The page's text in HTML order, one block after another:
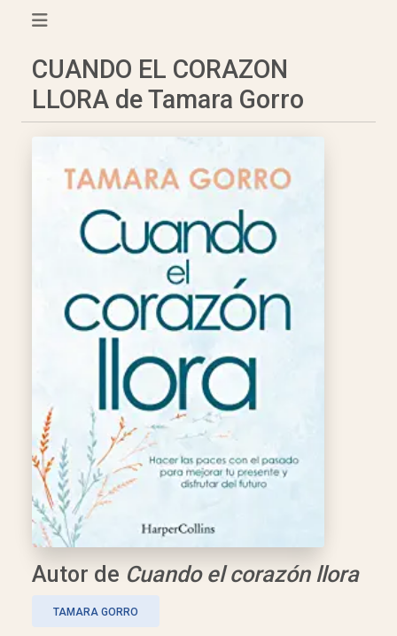
CUANDO EL CORAZON
LLORA de Tamara Gorro
Autor de Cuando el corazón llora
TAMARA GORRO